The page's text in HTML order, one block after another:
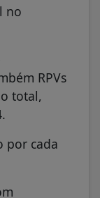
no
RPVs
total,
por cada